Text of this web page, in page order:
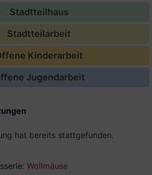
Stadtteilhaus
Stadtteilarbeit
Kinderarbeit
Jugendarbeit
hat bereits stattgefunden.
Wollmäuse